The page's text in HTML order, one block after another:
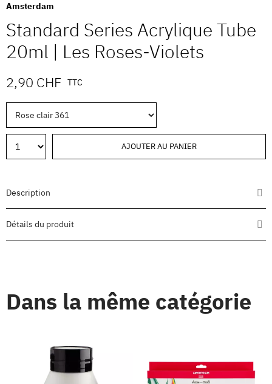
Amsterdam
Standard Series Acrylique Tube
20ml | Les Roses-Violets
2,90 CHF TTC
AJOUTER AU PANIER
Description
Détails du produit
Dans la même catégorie